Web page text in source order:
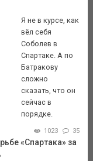
Я не в курсе, как
вёл себя
Соболев в
Спартаке. А по
Батракову
сложно
сказать, что он
сейчас в
порядке.
1023 35
«Спартака» за